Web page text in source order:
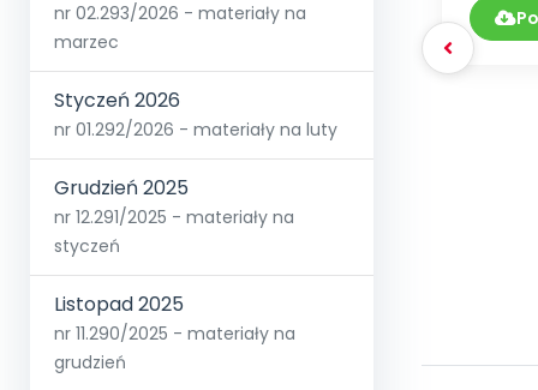
nr 02.293/2026 - materiały na
marzec
Styczeń 2026
nr 01.292/2026 - materiały na luty
Grudzień 2025
nr 12.291/2025 - materiały na
styczeń
Listopad 2025
nr 11.290/2025 - materiały na
grudzień